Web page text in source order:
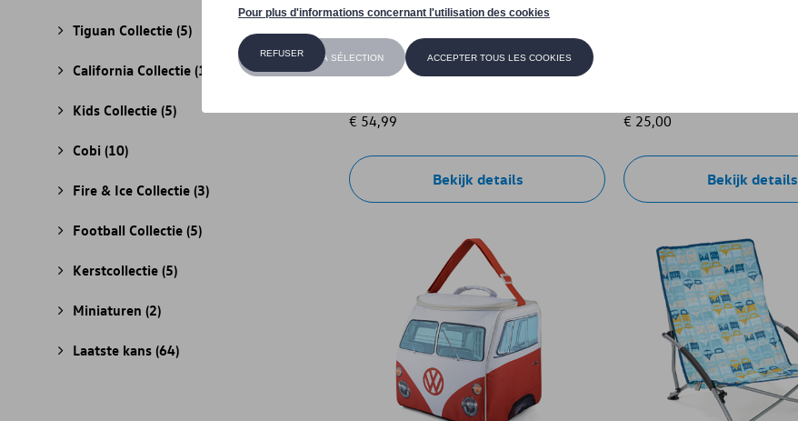
Tiguan Collectie (5)
California Collectie (18)
Kids Collectie (5)
Cobi (10)
Fire & Ice Collectie (3)
Football Collectie (5)
Kerstcollectie (5)
Miniaturen (2)
Laatste kans (64)
VW “Beach Shell” tent T1 design,
blauw
€ 54,99
Bekijk details
€ 25,00
Bekijk details